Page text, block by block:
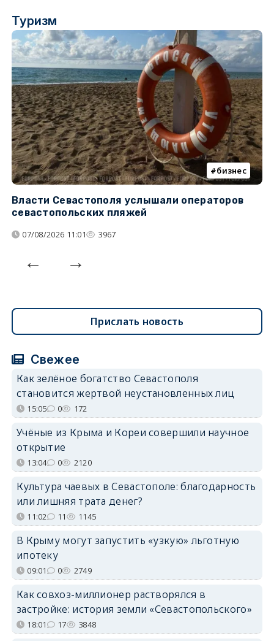
Туризм
бизнес
Власти Севастополя услышали операторов
севастопольских пляжей
07/08/2026 11:01 3967
Прислать новость
Свежее
Как зелёное богатство Севастополя
становится жертвой неустановленных лиц
15:05 0 172
Учёные из Крыма и Кореи совершили научное
открытие
13:04 0 2120
Культура чаевых в Севастополе: благодарность
или лишняя трата денег?
11:02 11 1145
В Крыму могут запустить «узкую» льготную
ипотеку
09:01 0 2749
Как совхоз-миллионер растворялся в
застройке: история земли «Севастопольского»
18:01 17 3848